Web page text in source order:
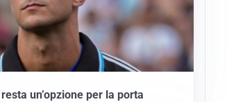
un’opzione per la porta